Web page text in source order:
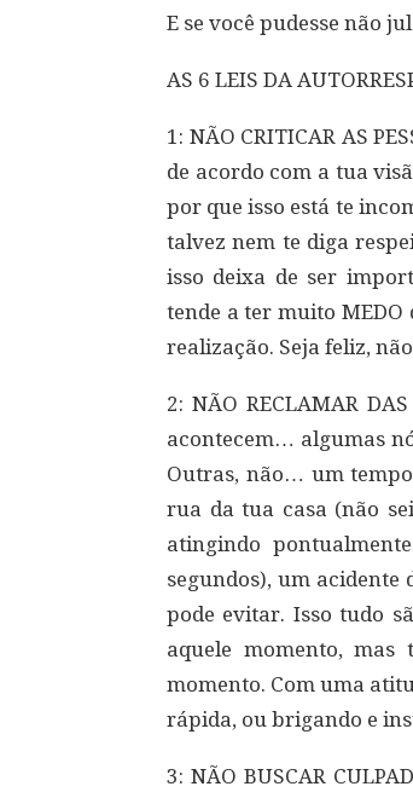
E se você pudesse não
AS 6 LEIS DA
1: NÃO CRITICAR AS
de acordo com a tua
por que isso está te
talvez nem te diga
isso deixa de ser
tende a ter muito
realização. Seja feliz,
2: NÃO RECLAMAR
acontecem… algumas
Outras, não… um
rua da tua casa (não
atingindo
segundos), um
pode evitar. Isso tudo
aquele momento,
momento. Com uma
rápida, ou brigando e
3: NÃO BUSCAR